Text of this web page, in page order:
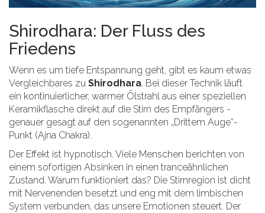
Shirodhara: Der Fluss des
Friedens
Wenn es um tiefe Entspannung geht, gibt es kaum etwas
Vergleichbares zu Shirodhara. Bei dieser Technik läuft
ein kontinuierlicher, warmer Ölstrahl aus einer speziellen
Keramikflasche direkt auf die Stirn des Empfängers -
genauer gesagt auf den sogenannten „Drittem Auge“-
Punkt (Ajna Chakra).
Der Effekt ist hypnotisch. Viele Menschen berichten von
einem sofortigen Absinken in einen tranceähnlichen
Zustand. Warum funktioniert das? Die Stirnregion ist dicht
mit Nervenenden besetzt und eng mit dem limbischen
System verbunden, das unsere Emotionen steuert. Der